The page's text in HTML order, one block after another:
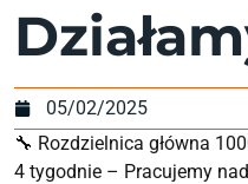
05/02/2025
🔧 Rozdzielnica główna
4 tygodnie – Pracujemy